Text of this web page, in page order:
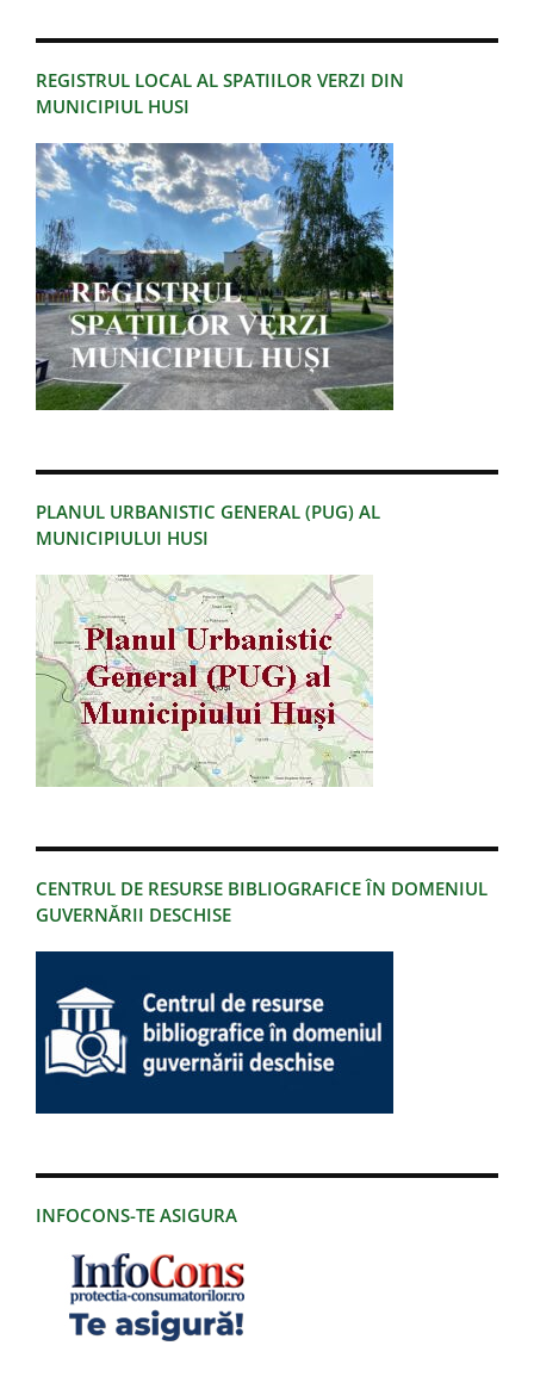
REGISTRUL LOCAL AL SPATIILOR VERZI DIN
MUNICIPIUL HUSI
PLANUL URBANISTIC GENERAL (PUG) AL
MUNICIPIULUI HUSI
CENTRUL DE RESURSE BIBLIOGRAFICE ÎN DOMENIUL
GUVERNĂRII DESCHISE
INFOCONS-TE ASIGURA